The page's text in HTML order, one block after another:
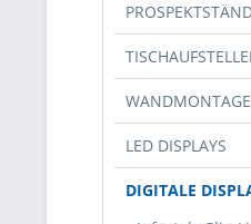
WANDMONTAGE
LED DISPLAYS
DIGITALE